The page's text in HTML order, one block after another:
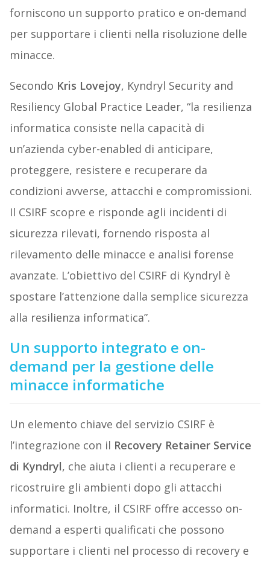
forniscono un supporto pratico e on-demand
per supportare i clienti nella risoluzione delle
minacce.
Secondo Kris Lovejoy, Kyndryl Security and
Resiliency Global Practice Leader, “la resilienza
informatica consiste nella capacità di
un’azienda cyber-enabled di anticipare,
proteggere, resistere e recuperare da
condizioni avverse, attacchi e compromissioni.
Il CSIRF scopre e risponde agli incidenti di
sicurezza rilevati, fornendo risposta al
rilevamento delle minacce e analisi forense
avanzate. L’obiettivo del CSIRF di Kyndryl è
spostare l’attenzione dalla semplice sicurezza
alla resilienza informatica”.
Un supporto integrato e on-
demand per la gestione delle
minacce informatiche
Un elemento chiave del servizio CSIRF è
l’integrazione con il Recovery Retainer Service
di Kyndryl, che aiuta i clienti a recuperare e
ricostruire gli ambienti dopo gli attacchi
informatici. Inoltre, il CSIRF offre accesso on-
demand a esperti qualificati che possono
supportare i clienti nel processo di recovery e